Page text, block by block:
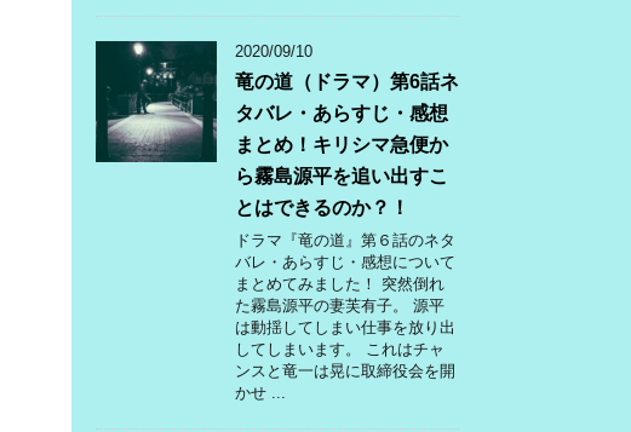
2020/09/10
竜の道（ドラマ）第6話ネ
タバレ・あらすじ・感想
まとめ！キリシマ急便か
ら霧島源平を追い出すこ
とはできるのか？！
ドラマ『竜の道』第６話のネタ
バレ・あらすじ・感想について
まとめてみました！ 突然倒れ
た霧島源平の妻芙有子。 源平
は動揺してしまい仕事を放り出
してしまいます。 これはチャ
ンスと竜一は晃に取締役会を開
かせ ...